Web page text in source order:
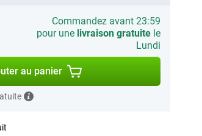
Commandez avant 23:59
pour une livraison gratuitele
Lundi
au panier